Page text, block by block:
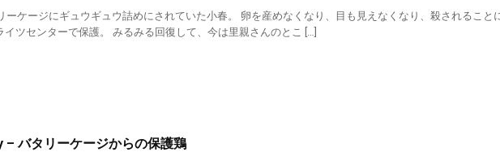
ーケージにギュウギュウ詰めにされていた小春。 卵を産めなくなり、目も見えなくなり、殺されること
イツセンターで保護。 みるみる回復して、今は里親さんのとこ […]
– バタリーケージからの保護鶏